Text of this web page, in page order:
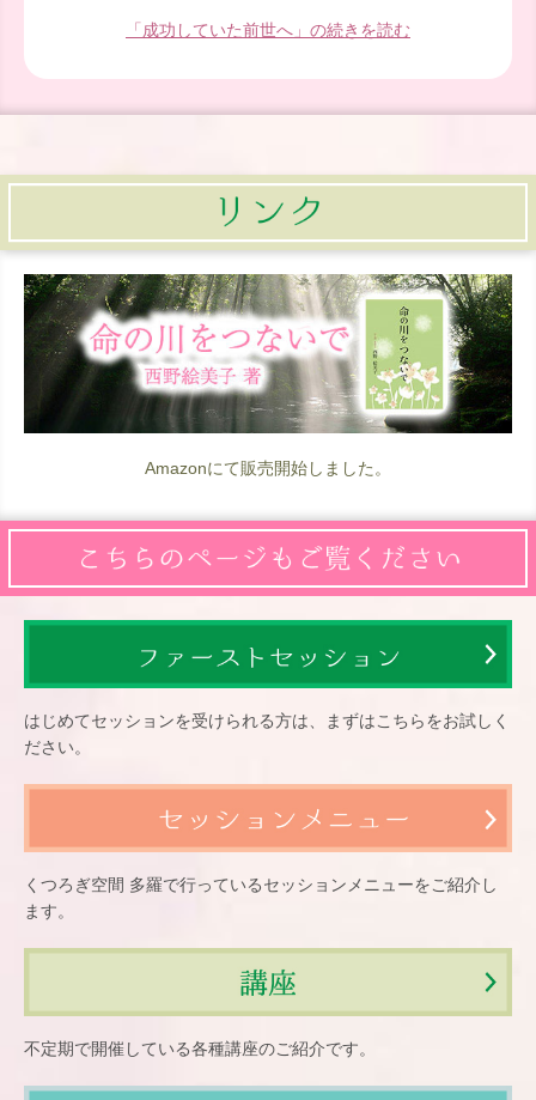
「成功していた前世へ」の続きを読む
Amazonにて販売開始しました。
はじめてセッションを受けられる方は、まずはこちらをお試しく
ださい。
くつろぎ空間 多羅で行っているセッションメニューをご紹介し
ます。
不定期で開催している各種講座のご紹介です。